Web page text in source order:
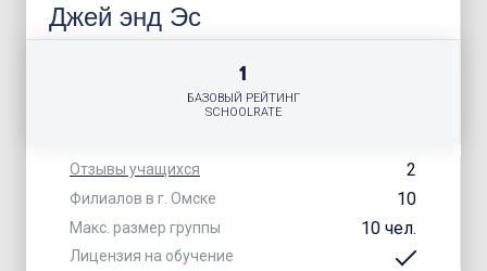
Джей энд Эс
Отзывы учащихся 2
Филиалов в г. Омске 10
Макс. размер группы 10 чел.
Лицензия на обучение
1
БАЗОВЫЙ РЕЙТИНГ
SCHOOLRATE